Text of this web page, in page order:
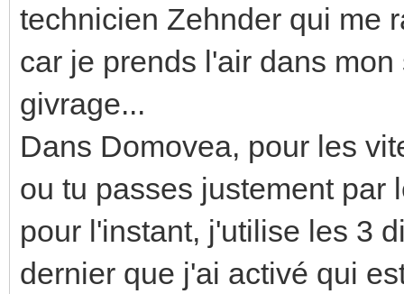
technicien Zehnder qui me
car je prends l'air dans
givrage...
Dans Domovea, pour les
ou tu passes justement par
pour l'instant, j'utilise les 3
dernier que j'ai activé qui